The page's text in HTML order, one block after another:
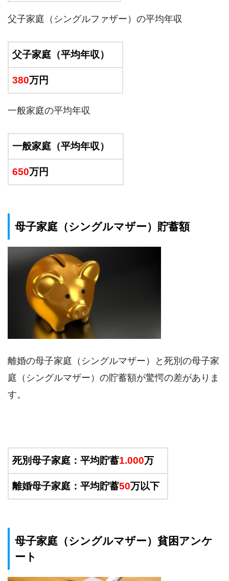
父子家庭（シングルファザー）の平均年収
父子家庭（平均年収）
380万円
一般家庭の平均年収
一般家庭（平均年収）
650万円
母子家庭（シングルマザー）貯蓄額
離婚の母子家庭（シングルマザー）と死別の母子家
庭（シングルマザー）の貯蓄額が驚愕の差がありま
す。
死別母子家庭：平均貯蓄1.000万
離婚母子家庭：平均貯蓄50万以下
母子家庭（シングルマザー）貧困アンケ
ート